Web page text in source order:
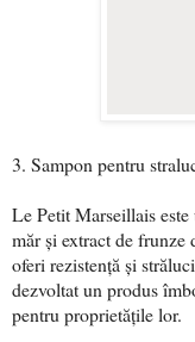
3. Sampon pentru
Le Petit Marseillais
măr și extract de
oferi rezistență și
dezvoltat un produs
pentru proprietățile lor.